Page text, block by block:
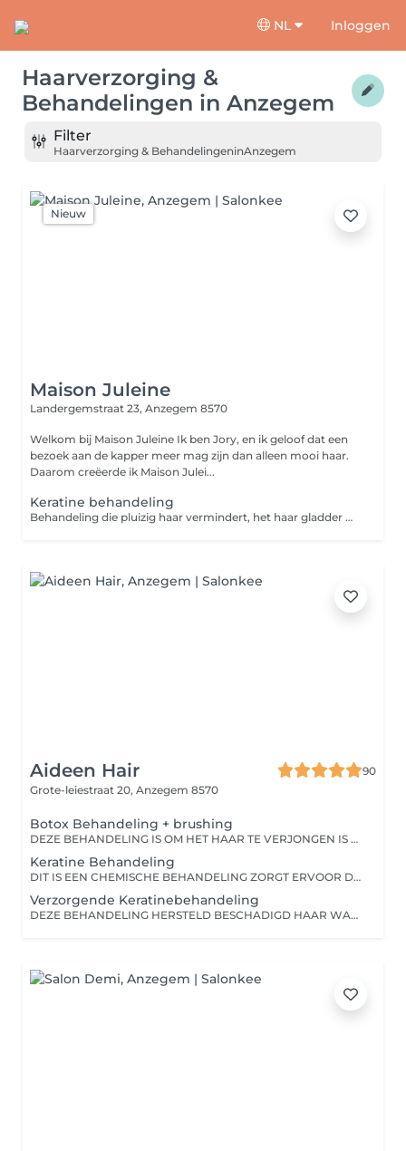
NL Inloggen
Haarverzorging &
Behandelingen in Anzegem
Filter
Haarverzorging & BehandelingeninAnzegem
Nieuw
Maison Juleine
Landergemstraat 23, Anzegem 8570
Welkom bij Maison Juleine Ik ben Jory, en ik geloof dat een
bezoek aan de kapper meer mag zijn dan alleen mooi haar.
Daarom creëerde ik Maison Julei...
Keratine behandeling
Behandeling die pluizig haar vermindert, het haar gladder maakt en zorgt voor zachter, glanzend en makkelijker handelbaar haar
Aideen Hair
90
Grote-leiestraat 20, Anzegem 8570
Botox Behandeling + brushing
DEZE BEHANDELING IS OM HET HAAR TE VERJONGEN IS 8 X KRACHTIGER DAN EEN MASKER, LEVENSDUUR 3 MAAND.
Keratine Behandeling
DIT IS EEN CHEMISCHE BEHANDELING ZORGT ERVOOR DAT HET HAAR BETER HANDELBAAR WORDT MINDER FRIZEE OF PLUIZIG ,MINDER KRULLEN, RECHTER. DIT IS GEEN VERZORGING WORDT NIET AANBEVOLEN OP BESCHADIGD HAAR. LEVENSDUUR 6 MAAND. SHAMPOO EN CONDITIONER INBEGREPEN VOOR THUISGEBRUIK
Verzorgende Keratinebehandeling
DEZE BEHANDELING HERSTELD BESCHADIGD HAAR WAARDOOR HET MINDER PLUIZIG IS EN MEER GLANST. WORDT ALTIJD AFGEWERKT MET EEN BRUSHING OF STIJLTANG DOOR DE HITTE WORDT DE BEHANDELING MAXIMAAL OPGENOMEN IN HET HAAR. LEVENSDUUR 6 MAAND BOTOXBEHANDELING KAN ZEKER BIJGEVOED WORDEN NADIEN OF KAN ZEKER TUSSENDOOR VOOR EEN OPTIMAAL RESULTAAT!